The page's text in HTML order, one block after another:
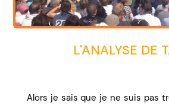
L'ANALYSE DE
Alors je sais que je ne suis pas